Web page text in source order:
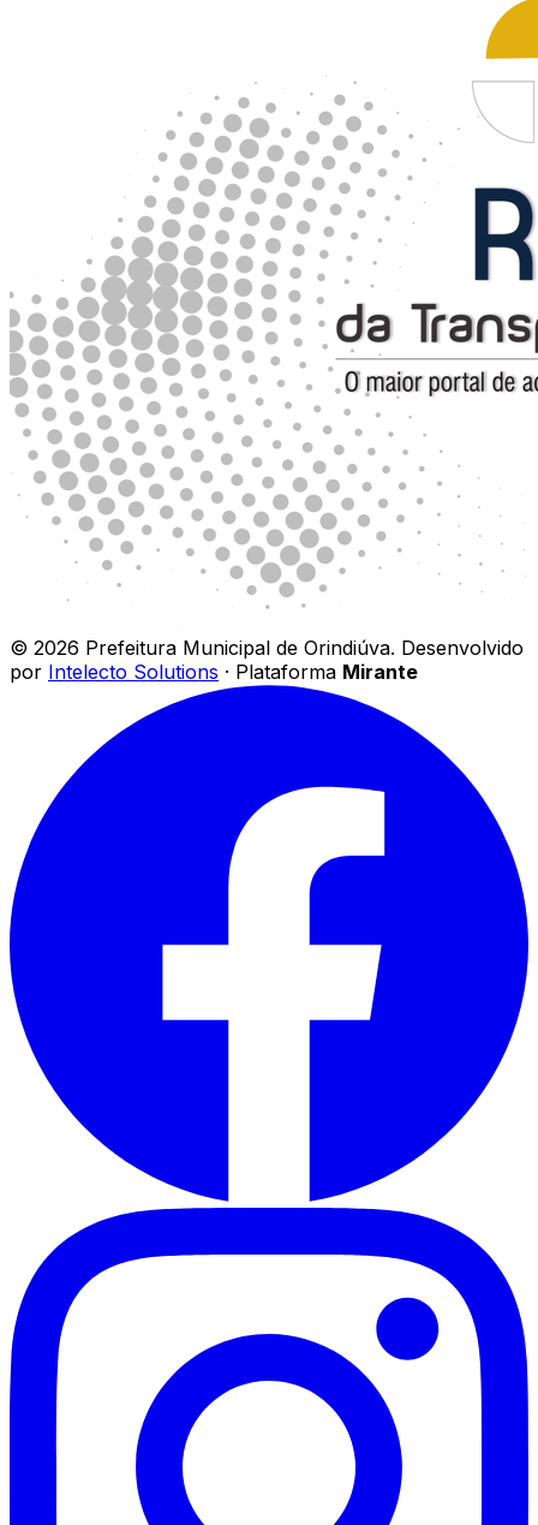
© 2026 Prefeitura Municipal de Orindiúva. Desenvolvido
por Intelecto Solutions · Plataforma Mirante